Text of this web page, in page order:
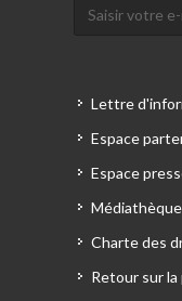
Lettre
Espace
Espace
Médiathèque
Charte des
Retour sur